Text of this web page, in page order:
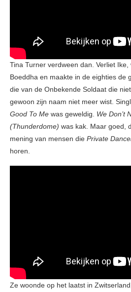
Tina Turner verdween dan. Verliet Ike,
Boeddha en maakte in de eighties de
die van de Onbekende Soldaat die
gewoon zijn naam niet meer wist.
Good To Me was geweldig. We Don’t
(Thunderdome) was kak. Maar goed,
mening van mensen die Private
horen.
Ze woonde op het laatst in